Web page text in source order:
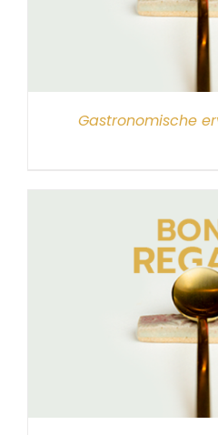
Gastronomische